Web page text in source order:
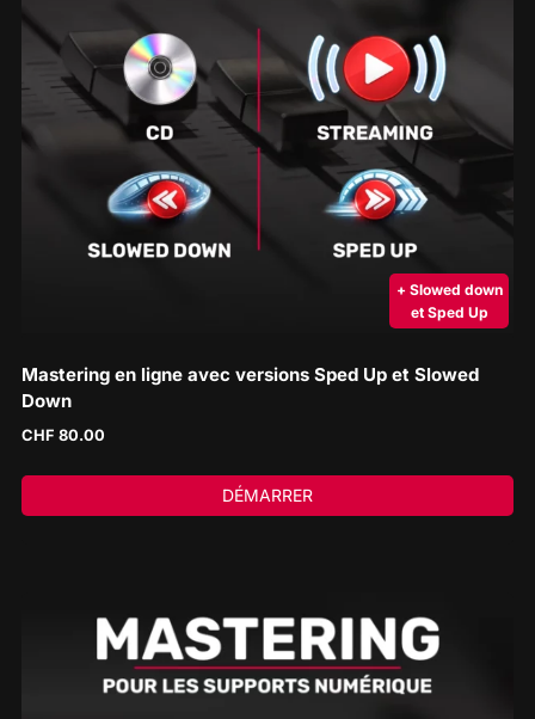
+ Slowed down
et Sped Up
Mastering en ligne avec versions Sped Up et Slowed
Down
CHF 80.00
DÉMARRER